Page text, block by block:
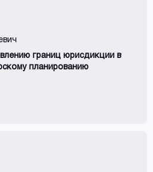
границ юрисдикции в
планированию